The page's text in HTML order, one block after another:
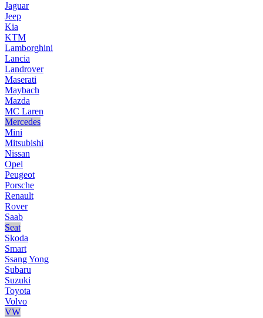
Jaguar
Jeep
Kia
KTM
Lamborghini
Lancia
Landrover
Maserati
Maybach
Mazda
MC Laren
Mercedes
Mini
Mitsubishi
Nissan
Opel
Peugeot
Porsche
Renault
Rover
Saab
Seat
Skoda
Smart
Ssang Yong
Subaru
Suzuki
Toyota
Volvo
VW